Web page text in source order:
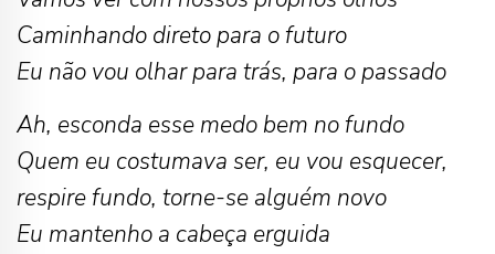
Caminhando direto para o futuro
Eu não vou olhar para trás, para o passado
Ah, esconda esse medo bem no fundo
Quem eu costumava ser, eu vou esquecer,
respire fundo, torne-se alguém novo
Eu mantenho a cabeça erguida